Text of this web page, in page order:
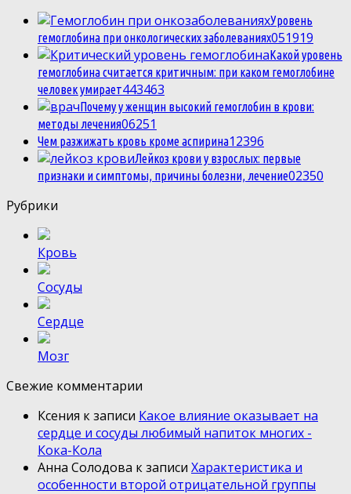
Уровень
гемоглобина при онкологических заболеваниях051919
Какой уровень
гемоглобина считается критичным: при каком гемоглобине
человек умирает443463
Почему у женщин высокий гемоглобин в крови:
методы лечения06251
Чем разжижать кровь кроме аспирина12396
Лейкоз крови у взрослых: первые
признаки и симптомы, причины болезни, лечение02350
Рубрики
Кровь
Сосуды
Сердце
Мозг
Свежие комментарии
Ксения к записи Какое влияние оказывает на
сердце и сосуды любимый напиток многих -
Кока-Кола
Анна Солодова к записи Характеристика и
особенности второй отрицательной группы